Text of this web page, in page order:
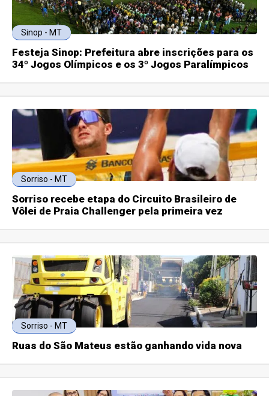
Sinop - MT
Festeja Sinop: Prefeitura abre inscrições para os
34º Jogos Olímpicos e os 3º Jogos Paralímpicos
Sorriso - MT
Sorriso recebe etapa do Circuito Brasileiro de
Vôlei de Praia Challenger pela primeira vez
Sorriso - MT
Ruas do São Mateus estão ganhando vida nova